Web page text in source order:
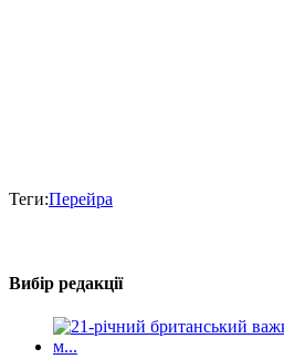
Теги:Перейра
Вибір редакції